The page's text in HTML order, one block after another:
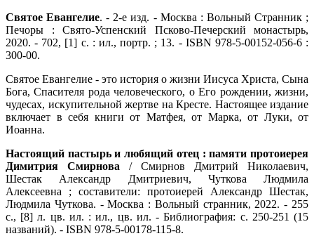
Святое Евангелие. - 2-е изд. - Москва : Вольный Странник ;
Печоры : Свято-Успенский Псково-Печерский монастырь,
2020. - 702, [1] с. : ил., портр. ; 13. - ISBN 978-5-00152-056-6 :
300-00.
Святое Евангелие - это история о жизни Иисуса Христа, Сына
Бога, Спасителя рода человеческого, о Его рождении, жизни,
чудесах, искупительной жертве на Кресте. Настоящее издание
включает в себя книги от Матфея, от Марка, от Луки, от
Иоанна.
Настоящий пастырь и любящий отец : памяти протоиерея
Димитрия Смирнова / Смирнов Дмитрий Николаевич,
Шестак Александр Дмитриевич, Чуткова Людмила
Алексеевна ; составители: протоиерей Александр Шестак,
Людмила Чуткова. - Москва : Вольный странник, 2022. - 255
с., [8] л. цв. ил. : ил., цв. ил. - Библиография: с. 250-251 (15
названий). - ISBN 978-5-00178-115-8.